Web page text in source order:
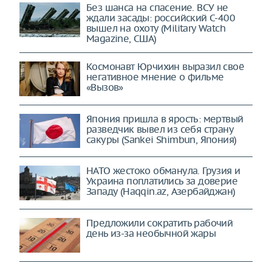
Без шанса на спасение. ВСУ не
ждали засады: российский С-400
вышел на охоту (Military Watch
Magazine, США)
Космонавт Юрчихин выразил своё
негативное мнение о фильме
«Вызов»
Япония пришла в ярость: мертвый
разведчик вывел из себя страну
сакуры (Sankei Shimbun, Япония)
НАТО жестоко обманула. Грузия и
Украина поплатились за доверие
Западу (Haqqin.az, Азербайджан)
Предложили сократить рабочий
день из-за необычной жары